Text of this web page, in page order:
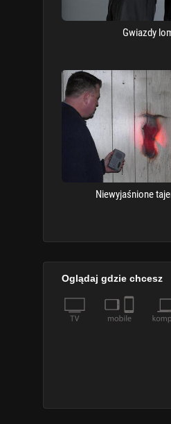
Gwiazdy
Niewyjaśnione
Oglądaj gdzie chcesz